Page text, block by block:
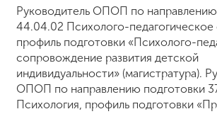
ENG SPN CHI
Руководитель ОПОП по
44.04.02 Психолого-педагогическое
профиль подготовки «Психолого-
сопровождение развития детской
индивидуальности» (магистратура).
ОПОП по направлению подготовки
Психология, профиль подготовки